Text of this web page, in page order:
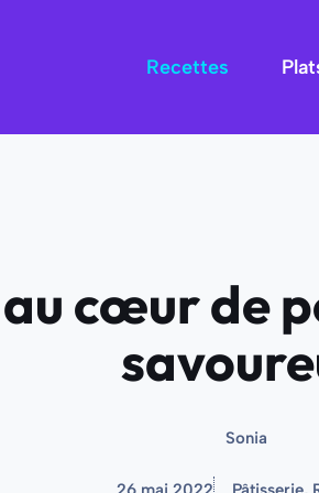
Recettes
cœur de
Sonia